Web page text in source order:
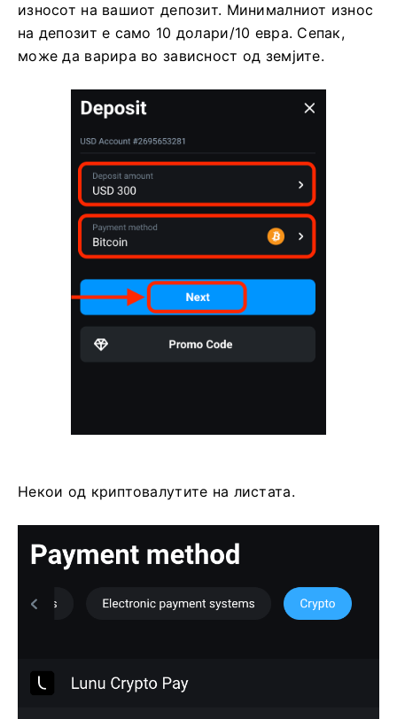
износот на вашиот депозит. Минималниот износ
на депозит е само 10 долари/10 евра. Сепак,
може да варира во зависност од земјите.
Некои од криптовалутите на листата.